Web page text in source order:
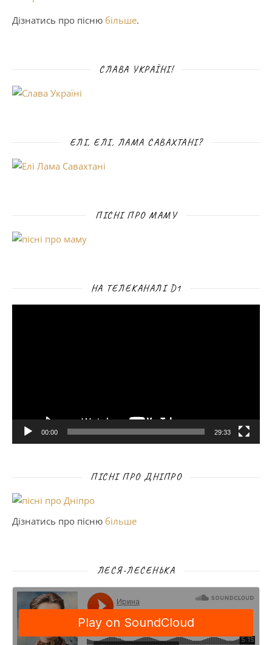
Дізнатись про пісню більше.
СЛАВА УКРАЇНІ!
ЕЛІ, ЕЛІ, ЛАМА САВАХТАНІ?
ПІСНІ ПРО МАМУ
НА ТЕЛЕКАНАЛІ D1
00:00 29:33
ПІСНІ ПРО ДНІПРО
Дізнатись про пісню більше
ЛЕСЯ-ЛЕСЕНЬКА